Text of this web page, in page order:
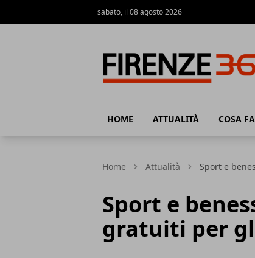
sabato, il 08 agosto 2026
HOME ATTUALITÀ COSA
Home Attualità Sport e
Sport e
gratuiti per